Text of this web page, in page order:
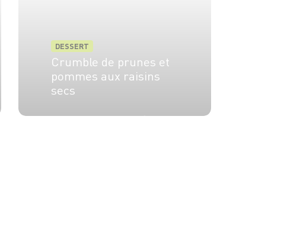
DESSERT
Crumble de prunes et
pommes aux raisins
secs